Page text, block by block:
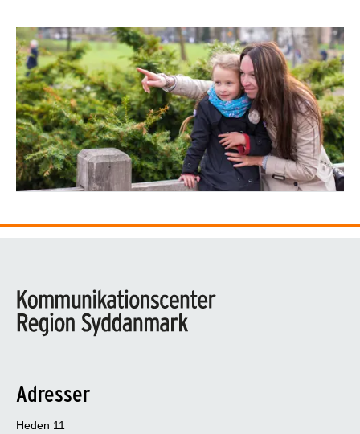
Adresser
Heden 11